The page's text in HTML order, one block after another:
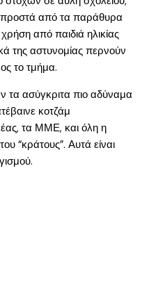
από τα παράθυρα
χρήση από παιδιά ηλικίας
της αστυνομίας περνούν
το τμήμα.
τα ασύγκριτα πιο αδύναμα
κοτζάμ
τα ΜΜΕ, και όλη η
“κράτους”. Αυτά είναι